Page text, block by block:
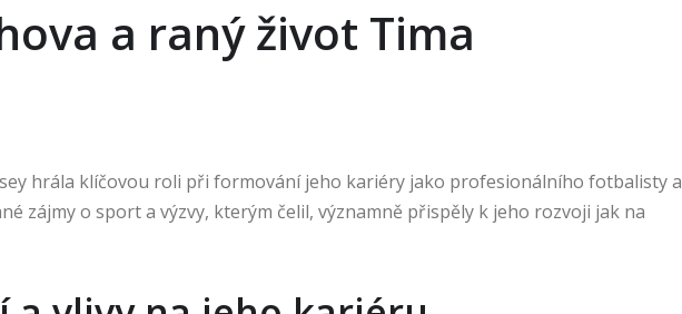
a raný život Tima
hrála klíčovou roli při formování jeho kariéry jako profesionálního fotbalisty a
zájmy o sport a výzvy, kterým čelil, významně přispěly k jeho rozvoji jak na